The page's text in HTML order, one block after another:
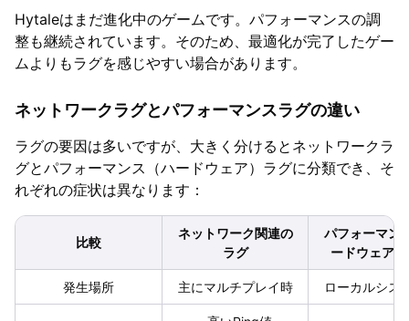
Hytaleはまだ進化中のゲームです。パフォーマンスの調
整も継続されています。そのため、最適化が完了したゲー
ムよりもラグを感じやすい場合があります。
ネットワークラグとパフォーマンスラグの違い
ラグの要因は多いですが、大きく分けるとネットワークラ
グとパフォーマンス（ハードウェア）ラグに分類でき、そ
れぞれの症状は異なります：
比較
ネットワーク関連の
ラグ
パフォーマン
ードウェア
発生場所 主にマルチプレイ時 ローカルシス